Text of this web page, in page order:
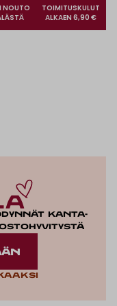
NOUTO
TOIMITUSKULUT
ALKAEN 6,90 €
kanta-